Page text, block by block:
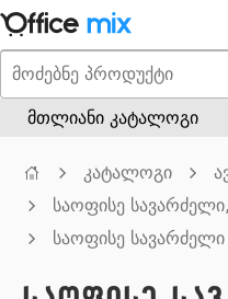
მთლიანი კატალოგი
კატალოგი
საოფისე
საოფისე